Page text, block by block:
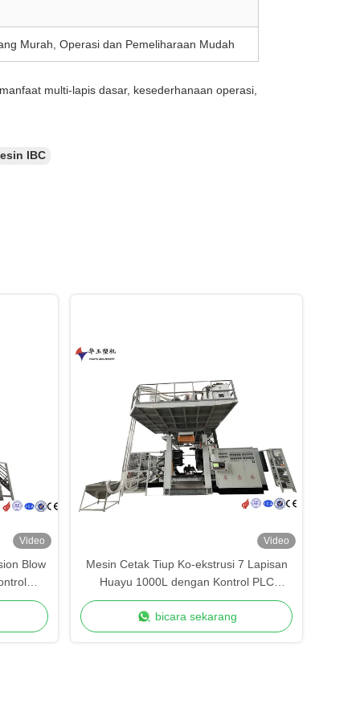
Murah, Operasi dan Pemeliharaan Mudah
multi-lapis dasar, kesederhanaan operasi,
IBC
Video
Blow
Video
Mesin Cetak Tiup Ko-ekstrusi 7 Lapisan
Huayu 1000L dengan Kontrol PLC
Siemens untuk Tangki IBC
bicara sekarang